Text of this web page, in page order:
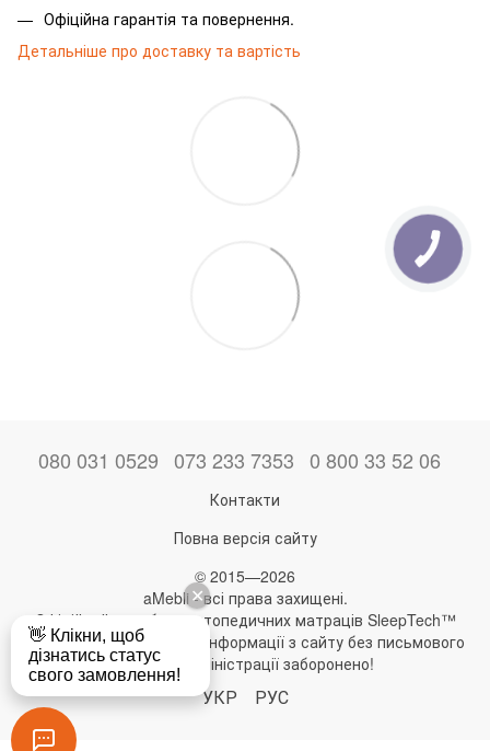
Офіційна гарантія та повернення.
Детальніше про доставку та вартість
080 031 0529 073 233 7353 0 800 33 52 06
Контакти
Повна версія сайту
© 2015—2026
aMebli - всі права захищені.
Офіційний виробник ортопедичних матраців SleepTech™
Будь-яке використання інформації з сайту без письмового
дозволу адміністрації заборонено!
УКР РУС